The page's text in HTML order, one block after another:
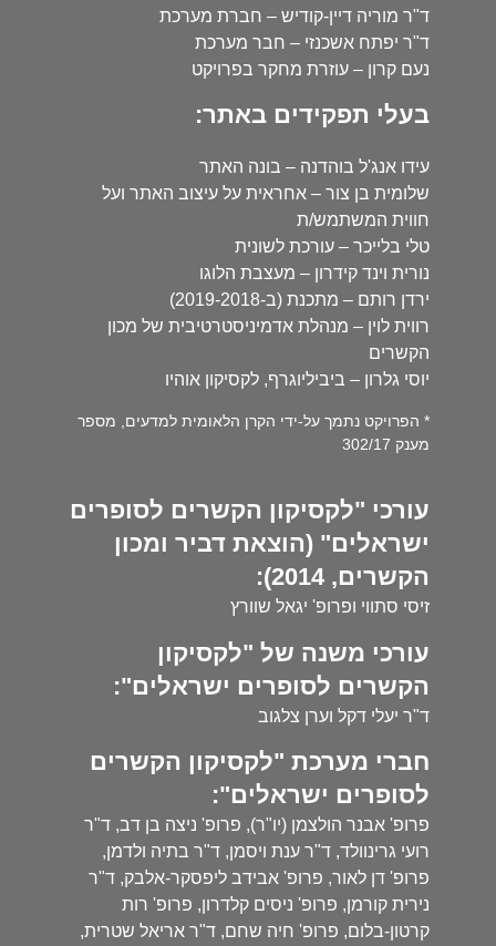
ד"ר מוריה דיין-קודיש – חברת מערכת
ד"ר יפתח אשכנזי – חבר מערכת
נעם קרון – עוזרת מחקר בפרויקט
בעלי תפקידים באתר:
עידו אנג'ל בוהדנה – בונה האתר
שלומית בן צור – אחראית על עיצוב האתר ועל
חווית המשתמש/ת
טלי בלייכר – עורכת לשונית
נורית וינד קידרון – מעצבת הלוגו
ירדן רותם – מתכנת (ב-2019-2018)
רווית לוין – מנהלת אדמיניסטרטיבית של מכון
הקשרים
יוסי גלרון – ביביליוגרף, לקסיקון אוהיו
* הפרויקט נתמך על-ידי הקרן הלאומית למדעים, מספר
מענק 302/17
עורכי "לקסיקון הקשרים לסופרים
ישראלים" (הוצאת דביר ומכון
הקשרים, 2014):
זיסי סתווי ופרופ' יגאל שוורץ
עורכי משנה של "לקסיקון
הקשרים לסופרים ישראלים":
ד"ר יעלי דקל וערן צלגוב
חברי מערכת "לקסיקון הקשרים
לסופרים ישראלים":
פרופ' אבנר הולצמן (יו"ר), פרופ' ניצה בן דב, ד"ר
רועי גרינוולד, ד"ר ענת ויסמן, ד"ר בתיה ולדמן,
פרופ' דן לאור, פרופ' אבידב ליפסקר-אלבק, ד"ר
נירית קורמן, פרופ' ניסים קלדרון, פרופ' רות
קרטון-בלום, פרופ' חיה שחם, ד"ר אריאל שטרית,